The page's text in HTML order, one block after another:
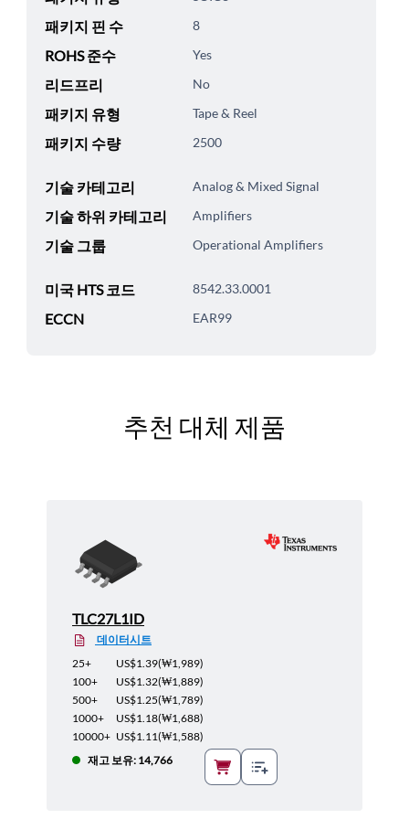
패키지 핀 수 8
ROHS 준수 Yes
리드프리 No
패키지 유형 Tape & Reel
패키지 수량 2500
기술 카테고리 Analog & Mixed Signal
기술 하위 카테고리 Amplifiers
기술 그룹 Operational Amplifiers
미국 HTS 코드 8542.33.0001
ECCN EAR99
추천 대체 제품
TLC27L1ID
데이터시트
25+
US$1.39(₩1,989)
100+
US$1.32(₩1,889)
500+
US$1.25(₩1,789)
1000+
US$1.18(₩1,688)
10000+ US$1.11(₩1,588)
재고 보유: 14,766